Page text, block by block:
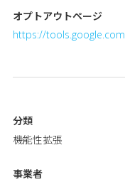
オプトアウトページ
https://
分類
機能性拡張
事業者